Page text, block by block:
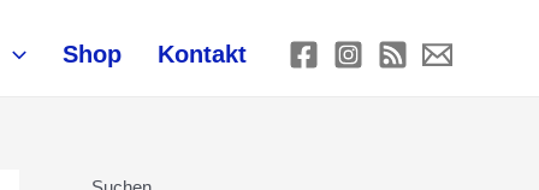
Shop Kontakt